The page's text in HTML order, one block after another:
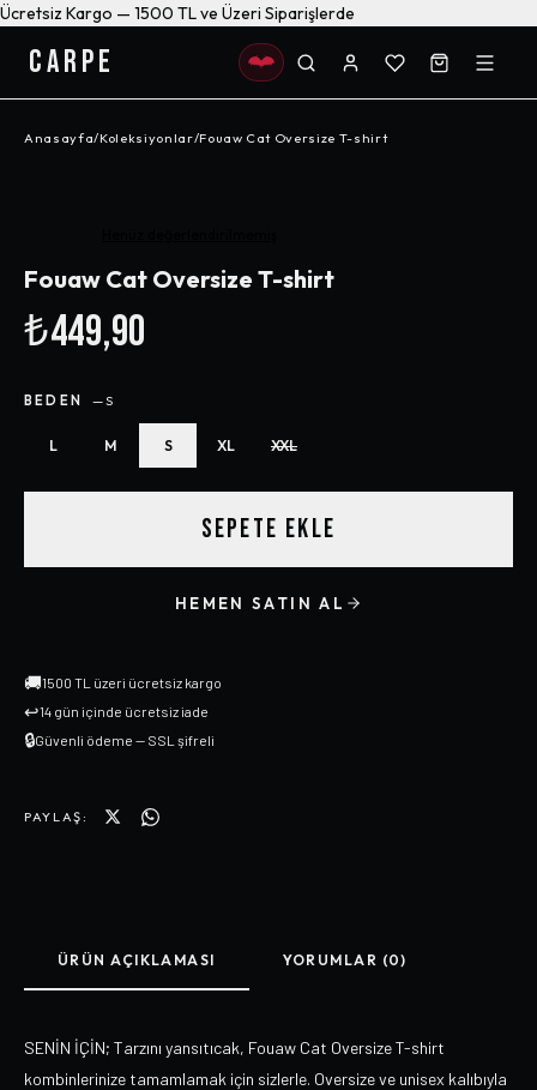
Ücretsiz Kargo — 1500 TL ve Üzeri Siparişlerde
CARPE
Anasayfa/Koleksiyonlar/Fouaw Cat Oversize T-shirt
Fouaw Cat Oversize T-shirt
₺449,90
BEDEN —S
L M S XL XXL
SEPETE EKLE
HEMEN SATIN AL
🚚1500 TL üzeri ücretsiz kargo
↩14 gün içinde ücretsiz iade
🔒Güvenli ödeme — SSL şifreli
PAYLAŞ:
ÜRÜN AÇIKLAMASI YORUMLAR (0)
SENİN İÇİN; Tarzını yansıtıcak, Fouaw Cat Oversize T-shirt
kombinlerinize tamamlamak için sizlerle. Oversize ve unisex kalıbıyla